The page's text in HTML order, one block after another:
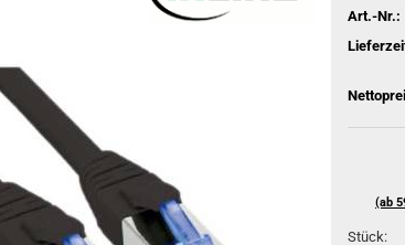
Art.-Nr.:
(ab
Stück: